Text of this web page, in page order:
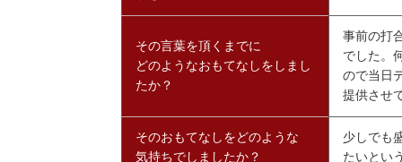
その言葉を頂くまでに
どのようなおもてなしをしまし
たか？
事前の打
でした。
ので当日
提供させ
そのおもてなしをどのような
気持ちでしましたか？
少しでも
たいとい